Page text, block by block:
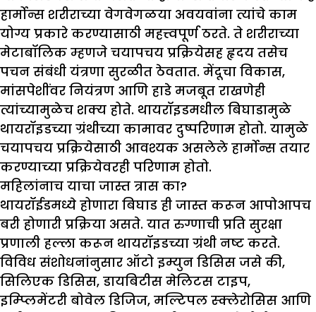
हार्मोन्स शरीराच्या वेगवेगळया अवयवांना त्यांचे काम
योग्य प्रकारे करण्यासाठी महत्त्वपूर्ण ठरते. ते शरीराच्या
मेटाबॉलिक म्हणजे चयापचय प्रक्रियेसह हृदय तसेच
पचन संबंधी यंत्रणा सुरळीत ठेवतात. मेंदूचा विकास,
मांसपेशींवर नियंत्रण आणि हाडे मजबूत राखणेही
त्यांच्यामुळेच शक्य होते. थायरॉइडमधील बिघाडामुळे
थायरॉइडच्या ग्रंथीच्या कामावर दुष्परिणाम होतो. यामुळे
चयापचय प्रक्रियेसाठी आवश्यक असलेले हार्मोन्स तयार
करण्याच्या प्रक्रियेवरही परिणाम होतो.
महिलांनाच याचा जास्त त्रास का?
थायरॉईडमध्ये होणारा बिघाड ही जास्त करून आपोआपच
बरी होणारी प्रक्रिया असते. यात रुग्णाची प्रति सुरक्षा
प्रणाली हल्ला करून थायरॉइडच्या ग्रंथी नष्ट करते.
विविध संशोधनांनुसार ऑटो इम्युन डिसिस जसे की,
सिलिएक डिसिस, डायबिटीस मेलिटस टाइप,
इम्प्लिमेंटरी बोवेल डिजिज, मल्टिपल स्क्लेरोसिस आणि